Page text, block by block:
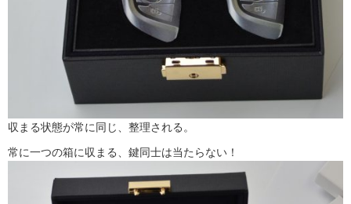
収まる状態が常に同じ、整理される。
常に一つの箱に収まる、鍵同士は当たらない！